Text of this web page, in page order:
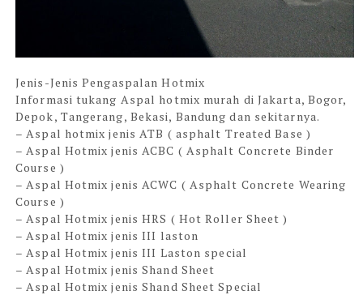
Jenis-Jenis Pengaspalan Hotmix
Informasi tukang Aspal hotmix murah di Jakarta, Bogor,
Depok, Tangerang, Bekasi, Bandung dan sekitarnya.
– Aspal hotmix jenis ATB ( asphalt Treated Base )
– Aspal Hotmix jenis ACBC ( Asphalt Concrete Binder
Course )
– Aspal Hotmix jenis ACWC ( Asphalt Concrete Wearing
Course )
– Aspal Hotmix jenis HRS ( Hot Roller Sheet )
– Aspal Hotmix jenis III laston
– Aspal Hotmix jenis III Laston special
– Aspal Hotmix jenis Shand Sheet
– Aspal Hotmix jenis Shand Sheet Special